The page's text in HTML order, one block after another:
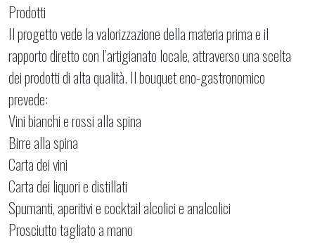
Prodotti
Il progetto vede la valorizzazione della materia prima e il
rapporto diretto con l’artigianato locale, attraverso una scelta
dei prodotti di alta qualità. Il bouquet eno-gastronomico
prevede:
Vini bianchi e rossi alla spina
Birre alla spina
Carta dei vini
Carta dei liquori e distillati
Spumanti, aperitivi e cocktail alcolici e analcolici
Prosciutto tagliato a mano